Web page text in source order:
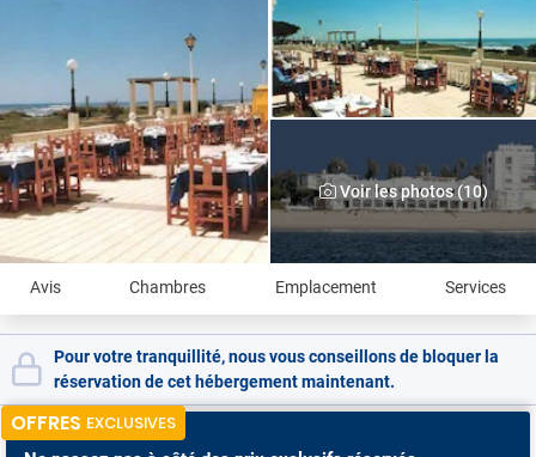
Voir les photos (10)
Avis Chambres Emplacement Services
Pour votre tranquillité, nous vous conseillons de bloquer la
réservation de cet hébergement maintenant.
OFFRES EXCLUSIVES